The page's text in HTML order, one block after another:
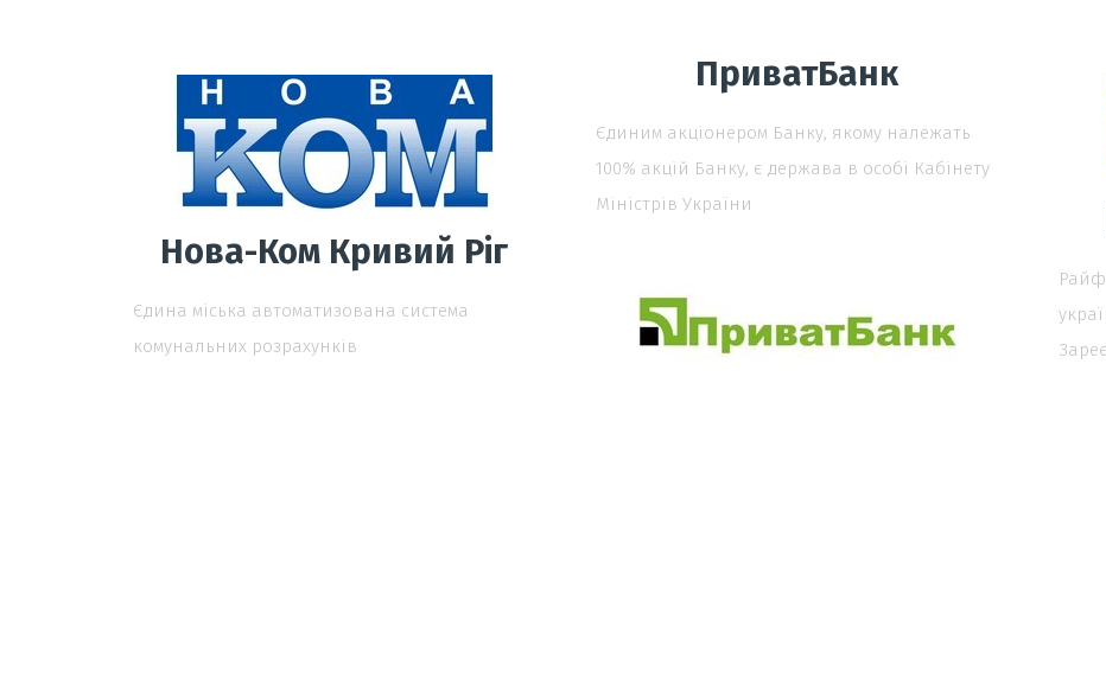
Нова-Ком Кривий Ріг​
Єдина міська автоматизована система
комунальних розрахунків
ПриватБанк
Єдиним акціонером Банку, якому належать
100% акцій Банку, є держава в особі Кабінету
Міністрів України